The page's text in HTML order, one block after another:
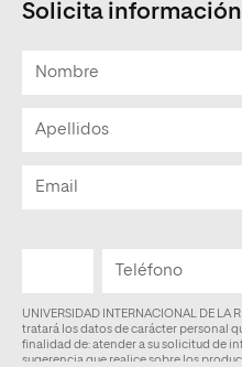
Solicita información